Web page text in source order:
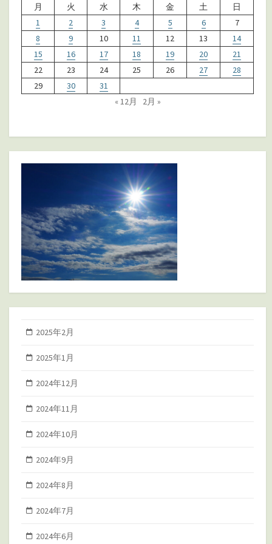
月
火 水 木 金 土
日
1
2 3 4 5 6
7
8
9 10 11 12 13
14
15
16 17 18 19 20
21
22
23 24 25 26 27
28
29
30
31
« 12月
2月 »
2025年2月
2025年1月
2024年12月
2024年11月
2024年10月
2024年9月
2024年8月
2024年7月
2024年6月